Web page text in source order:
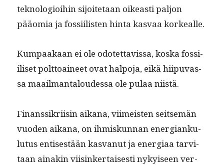
teknolo­gioi­hin sijoite­taan oikeasti paljon
pääo­mia ja fos­si­ilis­ten hin­ta kas­vaa korkealle.
Kumpaakaan ei ole odotet­tavis­sa, kos­ka fos­si­
iliset polt­toaineet ovat halpo­ja, eikä hiipu­vas­
sa maail­man­taloudessa ole pulaa niistä.
Finanssikri­isin aikana, viimeis­ten seit­semän
vuo­den aikana, on ihmiskun­nan ener­gianku­
lu­tus entis­es­tään kas­vanut ja ener­giaa tarvi­
taan ainakin viisinker­tais­es­ti nykyiseen ver­